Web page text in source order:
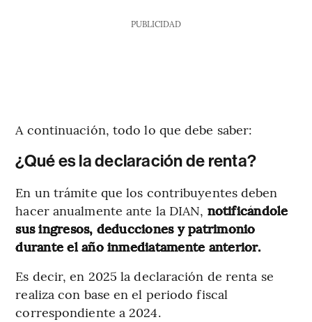
PUBLICIDAD
A continuación, todo lo que debe saber:
¿Qué es la declaración de renta?
En un trámite que los contribuyentes deben
hacer anualmente ante la DIAN, notificándole
sus ingresos, deducciones y patrimonio
durante el año inmediatamente anterior.
Es decir, en 2025 la declaración de renta se
realiza con base en el periodo fiscal
correspondiente a 2024.